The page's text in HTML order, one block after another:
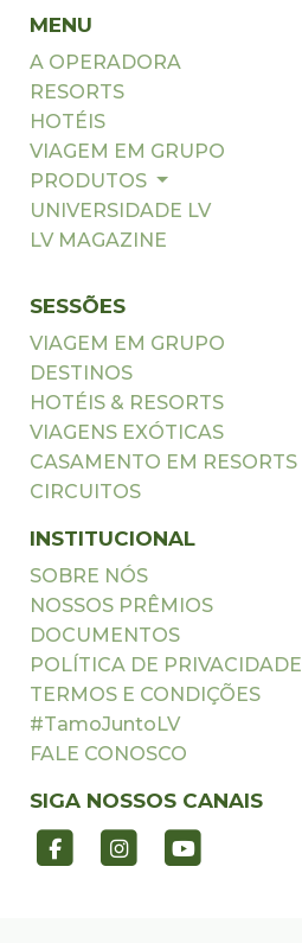
MENU
A OPERADORA
RESORTS
HOTÉIS
VIAGEM EM GRUPO
PRODUTOS
UNIVERSIDADE LV
LV MAGAZINE
SESSÕES
VIAGEM EM GRUPO
DESTINOS
HOTÉIS & RESORTS
VIAGENS EXÓTICAS
CASAMENTO EM RESORTS
CIRCUITOS
INSTITUCIONAL
SOBRE NÓS
NOSSOS PRÊMIOS
DOCUMENTOS
POLÍTICA DE PRIVACIDADE
TERMOS E CONDIÇÕES
#TamoJuntoLV
FALE CONOSCO
SIGA NOSSOS CANAIS